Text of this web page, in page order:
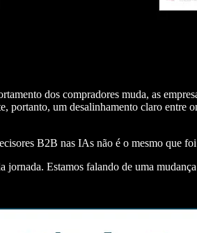
dos compradores muda, as
um desalinhamento claro entre
B2B nas IAs não é o mesmo que
Estamos falando de uma